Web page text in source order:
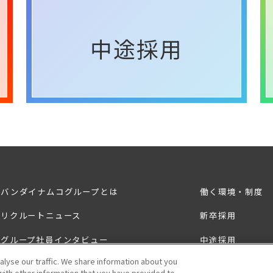
中途採用
バンダイナムコグループとは
リクルートニュース
グループ社員インタビュー
働く環境・制度
新卒採用
中途採用
our traffic. We share information about you